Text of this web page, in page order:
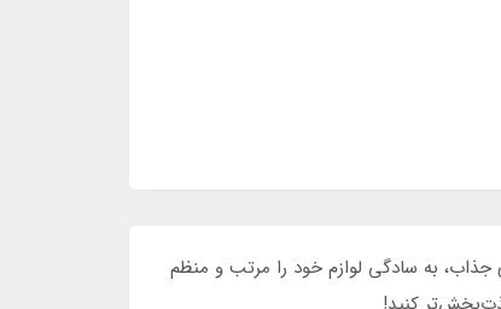
به سادگی لوازم خود را مرتب و منظم